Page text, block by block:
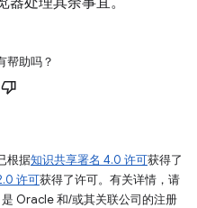
帮助吗？
根据知识共享署名 4.0 许可获得了
许可获得了许可。有关详情，请
Oracle 和/或其关联公司的注册